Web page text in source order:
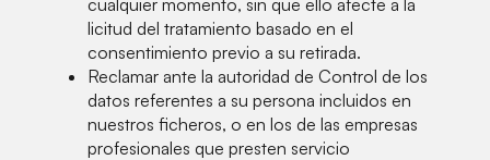
cualquier momento, sin que ello afecte a la
licitud del tratamiento basado en el
consentimiento previo a su retirada.
Reclamar ante la autoridad de Control de los
datos referentes a su persona incluidos en
nuestros ficheros, o en los de las empresas
profesionales que presten servicio